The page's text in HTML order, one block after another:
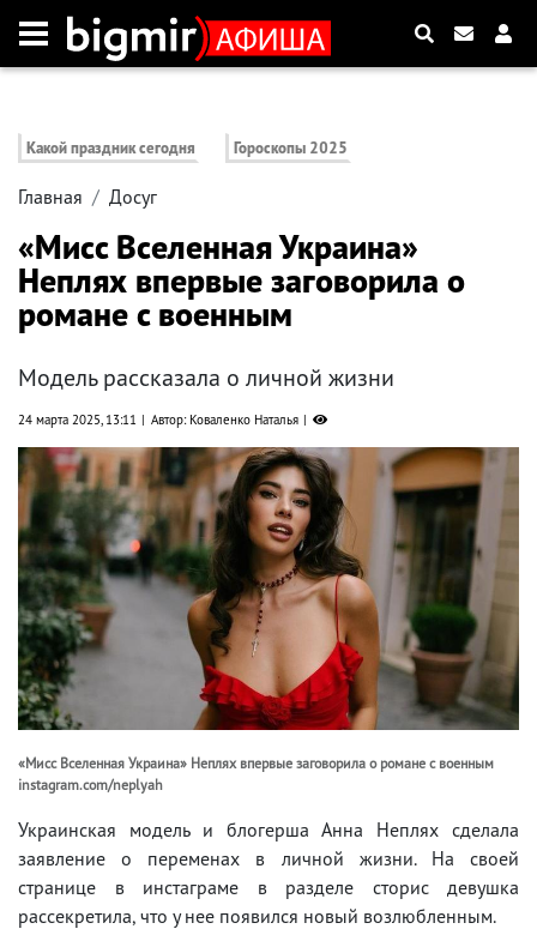
Какой праздник сегодня Гороскопы 2025
Главная Досуг
«Мисс Вселенная Украина»
Неплях впервые заговорила о
романе с военным
Модель рассказала о личной жизни
24 марта 2025, 13:11 Автор: Коваленко Наталья
«Мисс Вселенная Украина» Неплях впервые заговорила о романе с военным
instagram.com/neplyah
Украинская модель и блогерша Анна Неплях сделала
заявление о переменах в личной жизни. На своей
странице в инстаграме в разделе сторис девушка
рассекретила, что у нее появился новый возлюбленным.